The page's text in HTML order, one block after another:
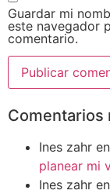
Guardar mi
este navegador
comentario.
Comentarios
Ines zahr en
planear mi
Ines zahr en